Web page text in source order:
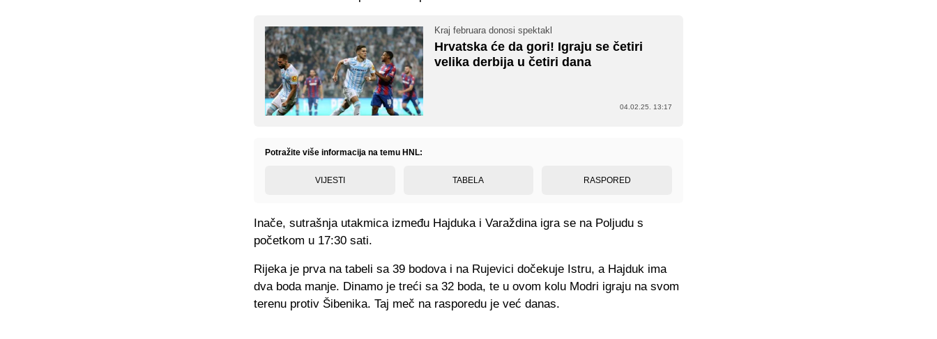
Kraj februara donosi spektakl
Hrvatska će da gori! Igraju se četiri
velika derbija u četiri dana
04.02.25. 13:17
Potražite više informacija na temu HNL:
VIJESTI TABELA RASPORED
Inače, sutrašnja utakmica između Hajduka i Varaždina igra se na Poljudu s
početkom u 17:30 sati.
Rijeka je prva na tabeli sa 39 bodova i na Rujevici dočekuje Istru, a Hajduk ima
dva boda manje. Dinamo je treći sa 32 boda, te u ovom kolu Modri igraju na svom
terenu protiv Šibenika. Taj meč na rasporedu je već danas.